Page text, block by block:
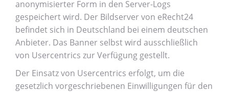
anonymisierter Form in den Server-Logs
gespeichert wird. Der Bildserver von eRecht24
befindet sich in Deutschland bei einem deutschen
Anbieter. Das Banner selbst wird ausschließlich
von Usercentrics zur Verfügung gestellt.
Der Einsatz von Usercentrics erfolgt, um die
gesetzlich vorgeschriebenen Einwilligungen für den